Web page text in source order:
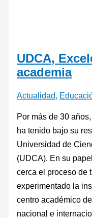
UDCA,
academia
Actualidad,
Por más de 30
ha tenido bajo su
Universidad de
(UDCA). En su
cerca el proceso de
experimentado la
centro académico
nacional e